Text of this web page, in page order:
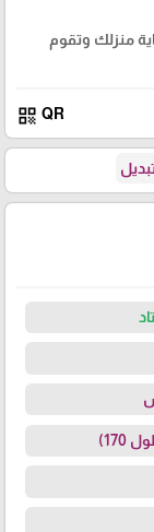
منزلك وتقوم
QR
qr_code